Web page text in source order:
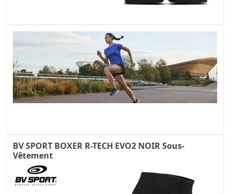
BV SPORT BOXER R-TECH EVO2 NOIR Sous-
Vêtement